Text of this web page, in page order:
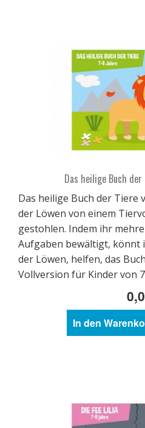
Das heilige Buch
Das heilige Buch der Tiere
der Löwen von einem
gestohlen. Indem ihr
Aufgaben bewältigt, könnt
der Löwen, helfen, das
Vollversion für Kinder von
In den